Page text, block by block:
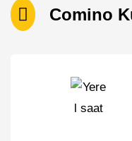
Comino